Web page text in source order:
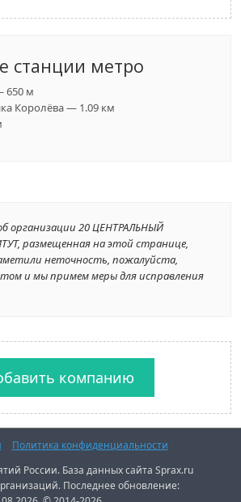
станции метро
650 м
Королёва — 1.09 км
организации 20 ЦЕНТРАЛЬНЫЙ
размещенная на этой странице,
неточность, пожалуйста,
и мы примем меры для исправления
компанию
Политика конфиденциальности
России. База данных сайта Sprax.ru
Последнее обновление: